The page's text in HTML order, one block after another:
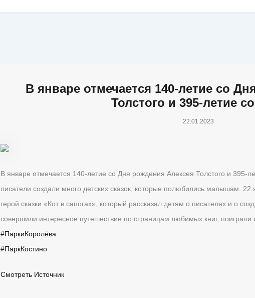
В январе отмечается 140-летие со
Толстого и 395-летие
22.01.2023
В январе отмечается 140-летие со Дня рождения Алексея Толстого и
писатели создали много детских сказок, которые полюбились малышам. 22
герой сказки «Кот в сапогах», который рассказал детям о писателях и о
совершили интересное путешествие по страницам любимых книг, поиграли
#ПаркиКоролёва
#ПаркКостино
Смотреть Источник